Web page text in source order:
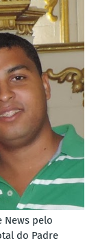
News pelo
do Padre